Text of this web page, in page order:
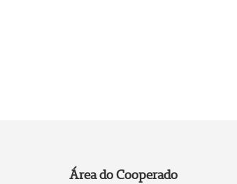
Área do Cooperado